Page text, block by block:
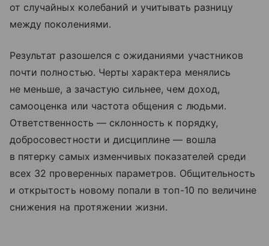
от случайных колебаний и учитывать разницу
между поколениями.
Результат разошелся с ожиданиями участников
почти полностью. Черты характера менялись
не меньше, а зачастую сильнее, чем доход,
самооценка или частота общения с людьми.
Ответственность — склонность к порядку,
добросовестности и дисциплине — вошла
в пятерку самых изменчивых показателей среди
всех 32 проверенных параметров. Общительность
и открытость новому попали в топ-10 по величине
снижения на протяжении жизни.